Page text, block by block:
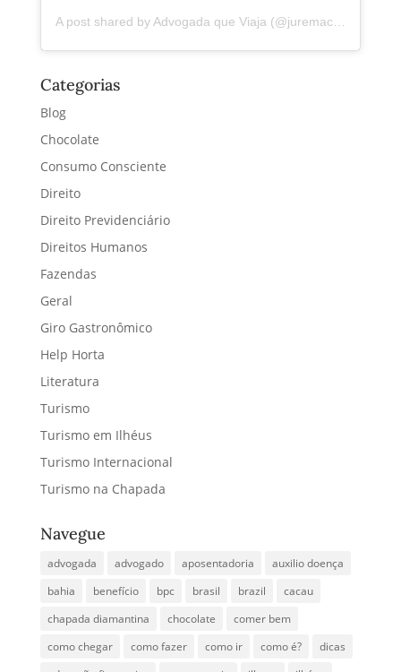
A post shared by Advogada que Viaja (@juremacintra)
Categorias
Blog
Chocolate
Consumo Consciente
Direito
Direito Previdenciário
Direitos Humanos
Fazendas
Geral
Giro Gastronômico
Help Horta
Literatura
Turismo
Turismo em Ilhéus
Turismo Internacional
Turismo na Chapada
Navegue
advogada advogado aposentadoria
auxilio doença
bahia
benefício bpc brasil brazil
cacau
chapada diamantina
chocolate
comer bem
como chegar
como fazer como ir como é?
dicas